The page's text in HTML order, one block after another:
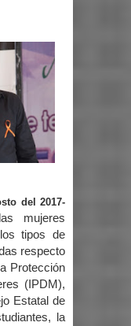
del 2017-
mujeres
los tipos de
respecto
Protección
(IPDM),
Estatal de
la